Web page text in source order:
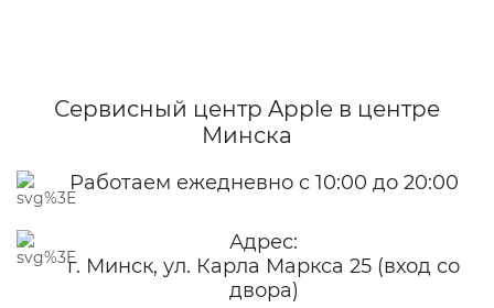
Сервисный центр Apple в центре
Минска
Работаем ежедневно с 10:00 до 20:00
Адрес:
г. Минск, ул. Карла Маркса 25 (вход со
двора)